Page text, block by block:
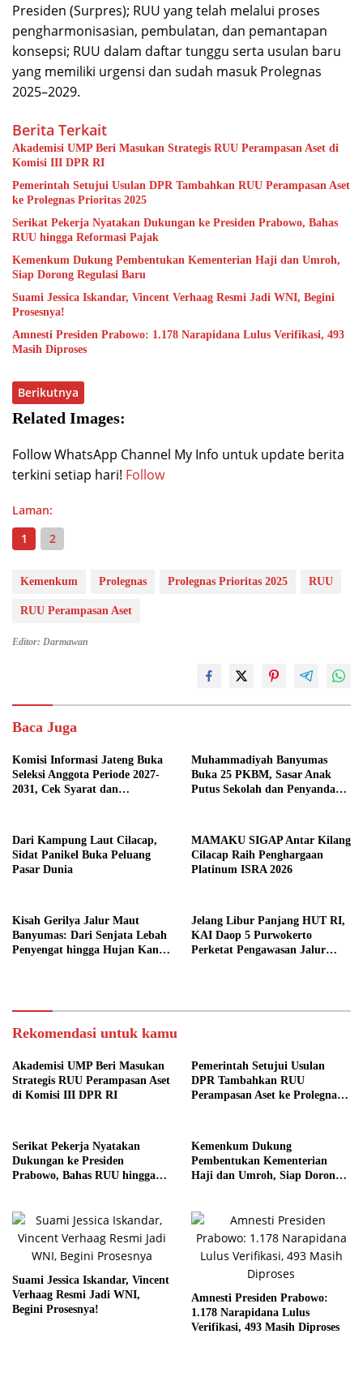
Presiden (Surpres); RUU yang telah melalui proses
pengharmonisasian, pembulatan, dan pemantapan
konsepsi; RUU dalam daftar tunggu serta usulan baru
yang memiliki urgensi dan sudah masuk Prolegnas
2025–2029.
Berita Terkait
Akademisi UMP Beri Masukan Strategis RUU Perampasan Aset di
Komisi III DPR RI
Pemerintah Setujui Usulan DPR Tambahkan RUU Perampasan Aset
ke Prolegnas Prioritas 2025
Serikat Pekerja Nyatakan Dukungan ke Presiden Prabowo, Bahas
RUU hingga Reformasi Pajak
Kemenkum Dukung Pembentukan Kementerian Haji dan Umroh,
Siap Dorong Regulasi Baru
Suami Jessica Iskandar, Vincent Verhaag Resmi Jadi WNI, Begini
Prosesnya!
Amnesti Presiden Prabowo: 1.178 Narapidana Lulus Verifikasi, 493
Masih Diproses
Berikutnya
Related Images:
Follow WhatsApp Channel My Info untuk update berita
terkini setiap hari! Follow
Laman:
1
2
Kemenkum Prolegnas Prolegnas Prioritas 2025 RUU
RUU Perampasan Aset
Editor: Darmawan
Baca Juga
Komisi Informasi Jateng Buka
Seleksi Anggota Periode 2027-
2031, Cek Syarat dan
Muhammadiyah Banyumas
Buka 25 PKBM, Sasar Anak
Putus Sekolah dan Penyandang
Dari Kampung Laut Cilacap,
Sidat Panikel Buka Peluang
Pasar Dunia
MAMAKU SIGAP Antar Kilang
Cilacap Raih Penghargaan
Platinum ISRA 2026
Kisah Gerilya Jalur Maut
Banyumas: Dari Senjata Lebah
Penyengat hingga Hujan Kanon
Jelang Libur Panjang HUT RI,
KAI Daop 5 Purwokerto
Perketat Pengawasan Jalur
Rekomendasi untuk kamu
Akademisi UMP Beri Masukan
Strategis RUU Perampasan Aset
di Komisi III DPR RI
Pemerintah Setujui Usulan
DPR Tambahkan RUU
Perampasan Aset ke Prolegnas
Serikat Pekerja Nyatakan
Dukungan ke Presiden
Prabowo, Bahas RUU hingga
Kemenkum Dukung
Pembentukan Kementerian
Haji dan Umroh, Siap Dorong
Suami Jessica Iskandar, Vincent
Verhaag Resmi Jadi WNI,
Begini Prosesnya!
Amnesti Presiden Prabowo:
1.178 Narapidana Lulus
Verifikasi, 493 Masih Diproses